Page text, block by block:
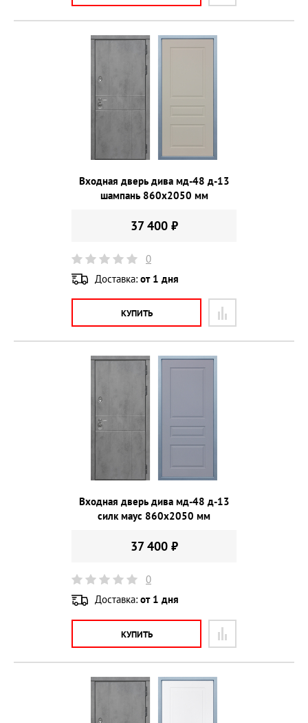
Входная дверь дива мд-48 д-13
шампань 860х2050 мм
37 400 ₽
0
Доставка: от 1 дня
КУПИТЬ
Входная дверь дива мд-48 д-13
силк маус 860х2050 мм
37 400 ₽
0
Доставка: от 1 дня
КУПИТЬ